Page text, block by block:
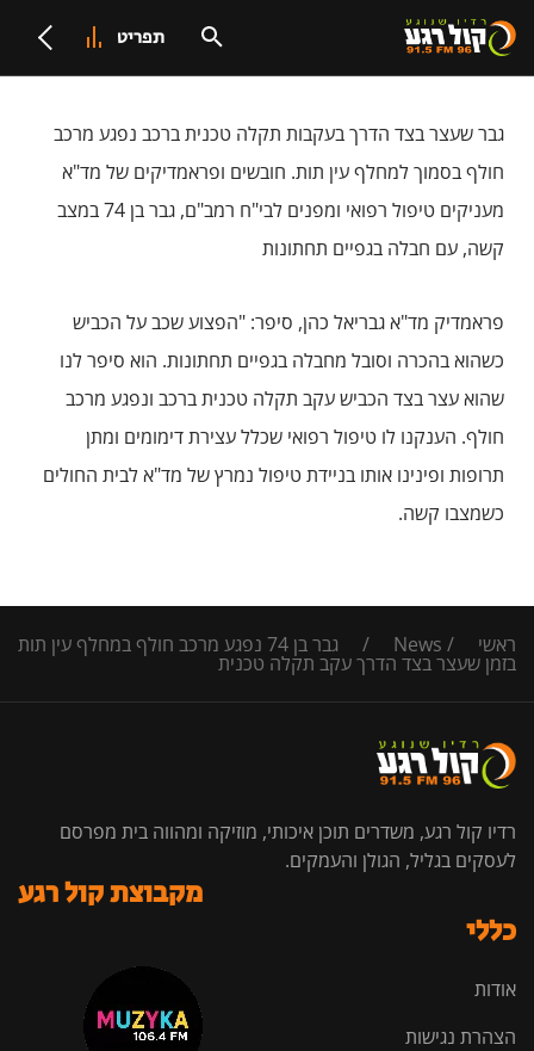
תפריט
גבר שעצר בצד הדרך בעקבות תקלה טכנית ברכב נפגע מרכב
חולף בסמוך למחלף עין תות. חובשים ופראמדיקים של מד"א
מעניקים טיפול רפואי ומפנים לבי"ח רמב"ם, גבר בן 74 במצב
קשה, עם חבלה בגפיים תחתונות
פראמדיק מד"א גבריאל כהן, סיפר: "הפצוע שכב על הכביש
כשהוא בהכרה וסובל מחבלה בגפיים תחתונות. הוא סיפר לנו
שהוא עצר בצד הכביש עקב תקלה טכנית ברכב ונפגע מרכב
חולף. הענקנו לו טיפול רפואי שכלל עצירת דימומים ומתן
תרופות ופינינו אותו בניידת טיפול נמרץ של מד"א לבית החולים
כשמצבו קשה.
ראשי /
News
/ גבר בן 74 נפגע מרכב חולף במחלף עין תות
בזמן שעצר בצד הדרך עקב תקלה טכנית
רדיו קול רגע, משדרים תוכן איכותי, מוזיקה ומהווה בית מפרסם
לעסקים בגליל, הגולן והעמקים.
כללי
אודות
הצהרת נגישות
מקבוצת קול רגע